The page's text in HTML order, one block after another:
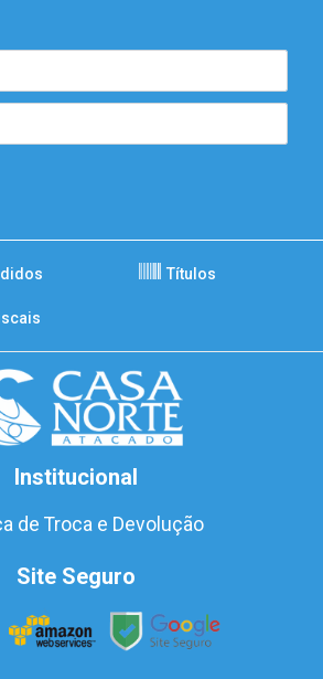
Títulos
Institucional
de Troca e Devolução
Site Seguro